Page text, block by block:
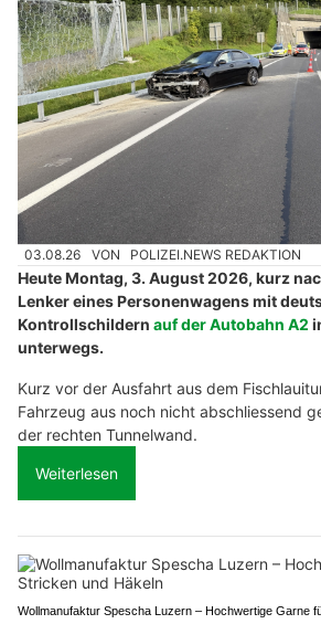
03.08.26 VON POLIZEI.NEWS REDAKTION
Heute Montag, 3. August 2026, kurz
Lenker eines Personenwagens mit
Kontrollschildern auf der Autobahn A2
unterwegs.
Kurz vor der Ausfahrt aus dem
Fahrzeug aus noch nicht abschliessend
der rechten Tunnelwand.
Weiterlesen
Wollmanufaktur Spescha Luzern – Hochwertige Garne